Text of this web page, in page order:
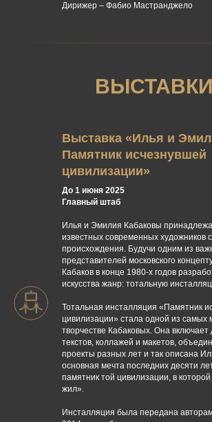
Дирижер – Фабио Мастранджело
ВЫСТАВКИ
Выставка «Илья и
Памятник исчезнувшей
цивилизации»
До 1 июня 2025
Главный штаб
Илья и Эмилия Кабаковы
известных современных художников
происхождения. Будучи одним из
представителей московского
Кабаков в конце 1980-х годов
искусства жанр: тотальную
Тотальная инсталляция «Памятник
цивилизации» стала одной из самых
творчестве Кабаковых. Она включает
текстов, коллажей и макетов,
проекты разных лет и так описана
основная мечта последних десяти
памятник той цивилизации, в
жил».
Инсталляция была передана